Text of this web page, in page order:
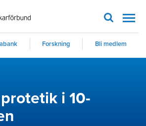
Forskning Bli medlem
i 10-